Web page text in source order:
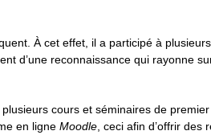
À cet effet, il a participé à
d’une reconnaissance qui rayonne
cours et séminaires de
en ligne Moodle , ceci afin d’offrir